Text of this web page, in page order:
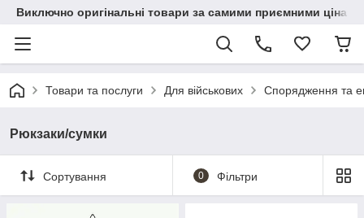
Виключно оригінальні товари за самими приємними
Товари та послуги Для військових Спорядження та
Рюкзаки/сумки
Сортування 0 Фільтри